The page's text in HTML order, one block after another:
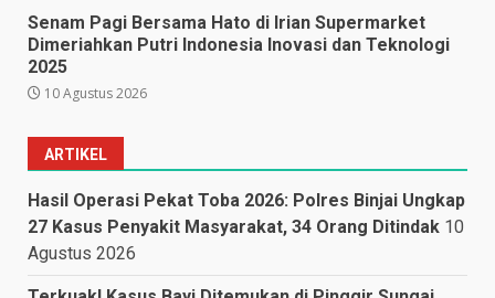
Senam Pagi Bersama Hato di Irian Supermarket
Dimeriahkan Putri Indonesia Inovasi dan Teknologi
2025
10 Agustus 2026
ARTIKEL
Hasil Operasi Pekat Toba 2026: Polres Binjai Ungkap
27 Kasus Penyakit Masyarakat, 34 Orang Ditindak 10
Agustus 2026